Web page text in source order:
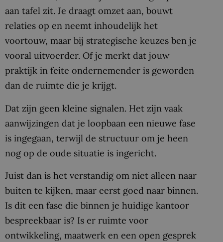
aan tafel zit. Je draagt omzet aan, bouwt
relaties op en neemt inhoudelijk het
voortouw, maar bij strategische keuzes ben je
vooral uitvoerder. Of je merkt dat jouw
praktijk in feite ondernemender is geworden
dan de ruimte die je krijgt.
Dat zijn geen kleine signalen. Het zijn vaak
aanwijzingen dat je loopbaan een nieuwe fase
is ingegaan, terwijl de structuur om je heen
nog op de oude situatie is ingericht.
Juist dan is het verstandig om niet alleen naar
buiten te kijken, maar eerst goed naar binnen.
Is dit een fase die binnen je huidige kantoor
bespreekbaar is? Is er ruimte voor
ontwikkeling, maatwerk en een open gesprek